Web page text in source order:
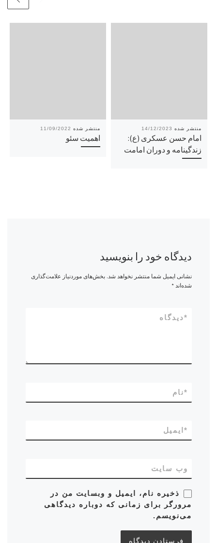
11/09/2022
اهمیت سئو
14/12/2023
امام حسن عسکری (ع):
زندگینامه و دوران امامت
دیدگاه خود را بنویسید
نشانی ایمیل شما منتشر نخواهد شد. بخش‌های موردنیاز علامت‌گذاری
شده‌اند*
دیدگاه*
نام*
ایمیل *
وب‌ سایت
ذخیره نام، ایمیل و وبسایت من در
مرورگر برای زمانی که دوباره دیدگاهی
می‌نویسم.